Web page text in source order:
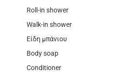
Roll-in shower
Walk-in shower
Είδη μπάνιου
Body soap
Conditioner